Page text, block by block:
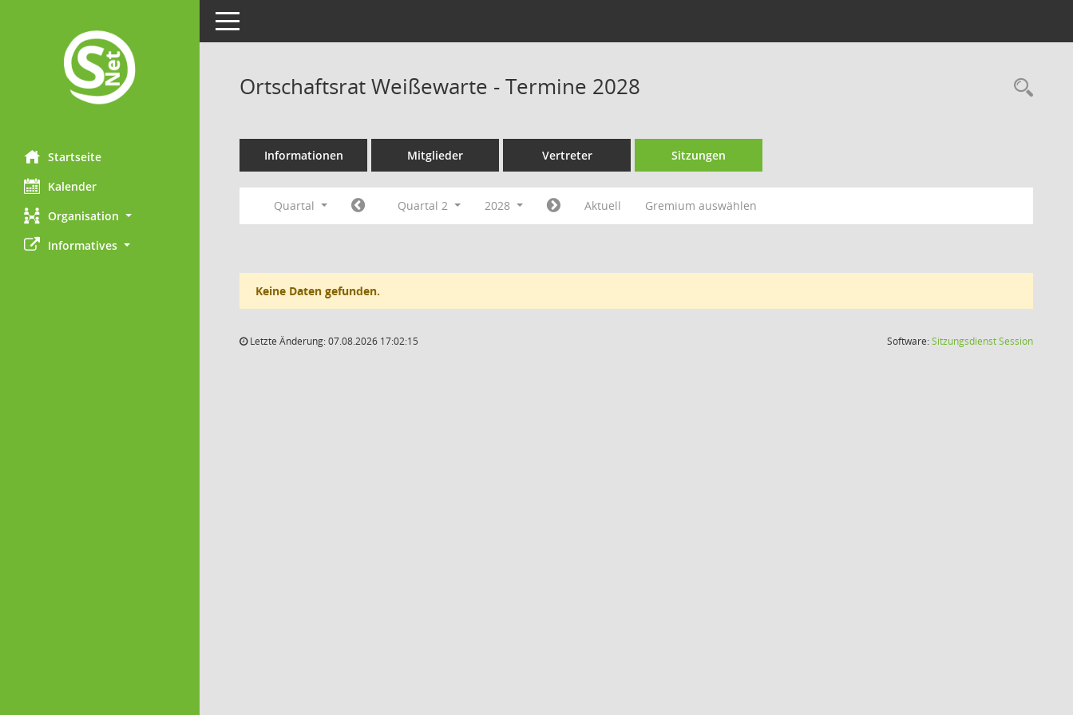
Startseite
Kalender
Organisation
Informatives
Toggle navigation
Ortschaftsrat Weißewarte - Termine 2028
Informationen Mitglieder Vertreter Sitzungen
Quartal Quartal 2 2028 Aktuell Gremium auswählen
Keine Daten gefunden.
Letzte Änderung: 07.08.2026 17:02:15 Software:SitzungsdienstSession(Wird in